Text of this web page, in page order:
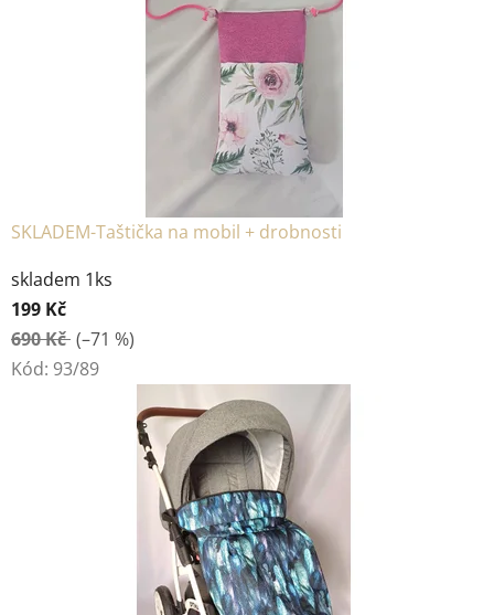
SKLADEM-Taštička na mobil + drobnosti
skladem 1ks
199 Kč
690 Kč (–71 %)
Kód: 93/89